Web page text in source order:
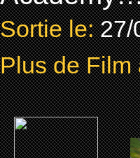
Sortie le: 27/
Plus de Film